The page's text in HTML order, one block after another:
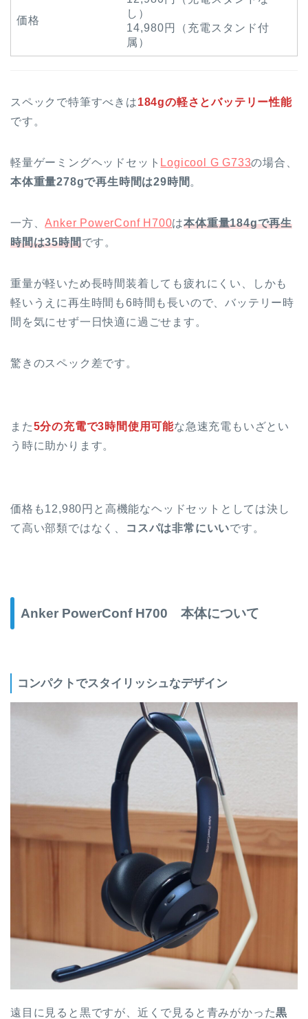
価格
し）
14,980円（充電スタンド付
属）
スペックで特筆すべきは184gの軽さとバッテリー性能
です。
軽量ゲーミングヘッドセット Logicool G G733の場合、
本体重量278gで再生時間は29時間 。
一方、Anker PowerConf H700は本体重量184gで再生
時間は35時間です。
重量が軽いため長時間装着しても疲れにくい、しかも
軽いうえに再生時間も6時間も長いので、バッテリー時
間を気にせず一日快適に過ごせます。
驚きのスペック差です。
また5分の充電で3時間使用可能な急速充電もいざとい
う時に助かります。
価格も12,980円と高機能なヘッドセットとしては決し
て高い部類ではなく、
コスパは非常にいいです。
Anker PowerConf H700 本体について
コンパクトでスタイリッシュなデザイン
遠目に見ると黒ですが、近くで見ると青みがかった黒